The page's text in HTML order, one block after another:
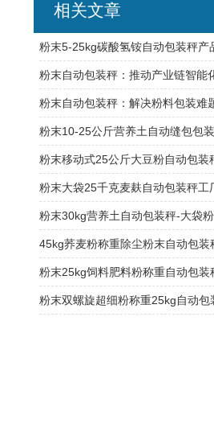
相关文章
粉末5-25kg碳酸氢铵自动包装秤产
粉末10-25公斤营养土自动缝包包
粉末移动式25公斤大豆粉自动包装
粉末大袋25千克麦麸自动包装秤工
45kg荞麦粉称重除尘粉末自动包装
粉末25kg饲料肥料粉称重自动包装
粉末双螺旋超细粉称重25kg自动包